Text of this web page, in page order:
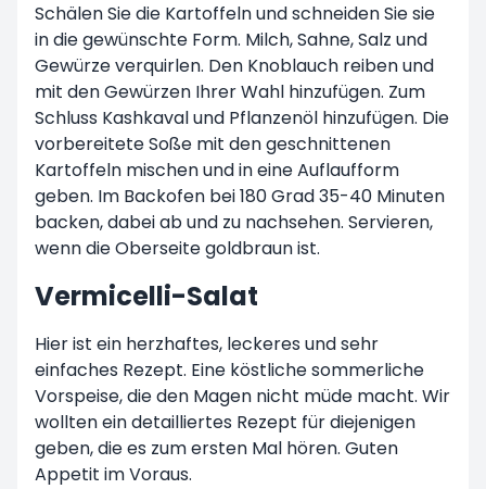
Schälen Sie die Kartoffeln und schneiden Sie sie
in die gewünschte Form. Milch, Sahne, Salz und
Gewürze verquirlen. Den Knoblauch reiben und
mit den Gewürzen Ihrer Wahl hinzufügen. Zum
Schluss Kashkaval und Pflanzenöl hinzufügen. Die
vorbereitete Soße mit den geschnittenen
Kartoffeln mischen und in eine Auflaufform
geben. Im Backofen bei 180 Grad 35-40 Minuten
backen, dabei ab und zu nachsehen. Servieren,
wenn die Oberseite goldbraun ist.
Vermicelli-Salat
Hier ist ein herzhaftes, leckeres und sehr
einfaches Rezept. Eine köstliche sommerliche
Vorspeise, die den Magen nicht müde macht. Wir
wollten ein detailliertes Rezept für diejenigen
geben, die es zum ersten Mal hören. Guten
Appetit im Voraus.